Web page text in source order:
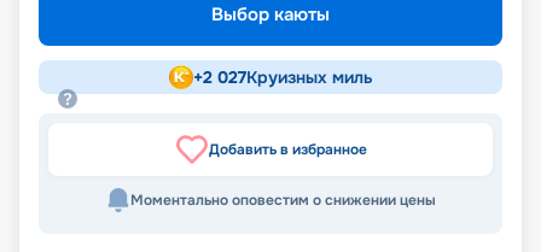
Выбор каюты
+2 027Круизных миль
Добавить в избранное
Моментально оповестим о снижении цены